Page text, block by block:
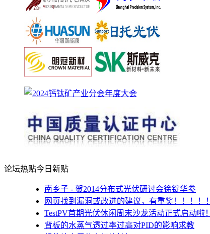
论坛热贴今日新贴
南乡子 - 贺2014分布式光伏研讨会徐锭华参
网页找到漏洞或改进的建议，有重奖！！！！！
TestPV首期光伏休闲周末沙龙活动正式启动啦！
背板的水蒸气透过率过高对PID的影响求教